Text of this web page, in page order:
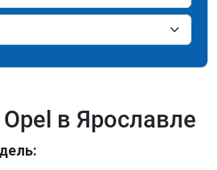
в Ярославле